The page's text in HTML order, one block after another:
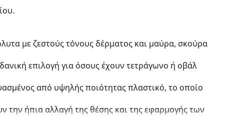
με ζεστούς τόνους δέρματος και μαύρα, σκούρα
επιλογή για όσους έχουν τετράγωνο ή οβάλ
από υψηλής ποιότητας πλαστικό, το οποίο
την ήπια αλλαγή της θέσης και της εφαρμογής των